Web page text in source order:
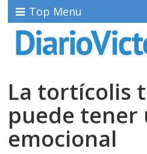
Top Menu
La tortícolis
puede tener
emocional